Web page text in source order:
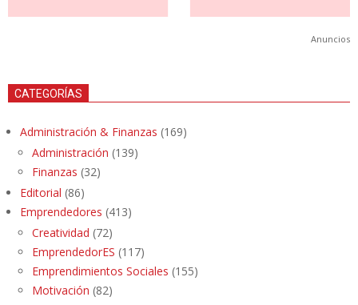
Anuncios
CATEGORÍAS
Administración & Finanzas (169)
Administración (139)
Finanzas (32)
Editorial (86)
Emprendedores (413)
Creatividad (72)
EmprendedorES (117)
Emprendimientos Sociales (155)
Motivación (82)